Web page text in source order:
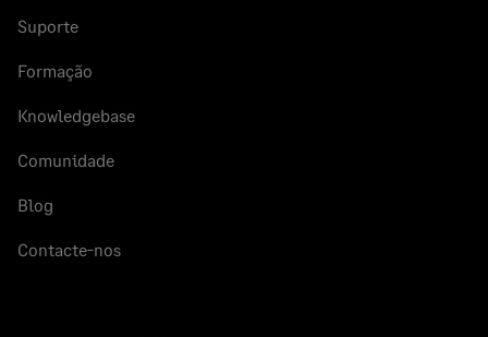
Suporte
Formação
Knowledgebase
Comunidade
Blog
Contacte-nos